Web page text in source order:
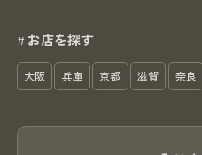
# お店を探す
大阪 兵庫 京都 滋賀 奈良